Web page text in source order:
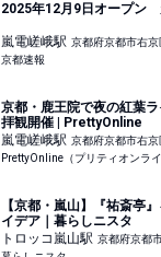
2025年12月9日オープ
嵐電嵯峨駅 京都府京都市右京
京都速報
京都・鹿王院で夜の紅葉
拝観開催 | PrettyOnline
嵐電嵯峨駅 京都府京都市右京
PrettyOnline（プリティオンライ
【京都・嵐山】『祐斎亭
イデア｜暮らしニスタ
トロッコ嵐山駅 京都府京都